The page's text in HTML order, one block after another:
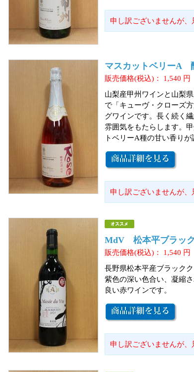
申し訳ございませんが、
マスカットベリーA
販売価格(税込)： 1,540 円
山梨産甲州ワインと山梨
で「キューヴ・クローズ
グワインです。長く続く
雰囲気をもたらします。
トベリーA種の甘い香り
申し訳ございませんが、
MdV 松本平ブラッ
販売価格(税込)： 1,540 円
長野県松本平産ブラック
紫色の深い色合い、凝縮
良い赤ワインです。
申し訳ございませんが、